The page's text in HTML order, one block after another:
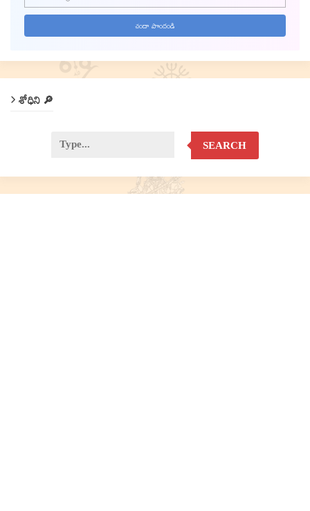
శోధిని 🔎
SEARCH